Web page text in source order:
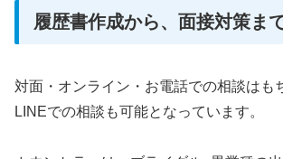
履歴書作成から、面接対策ま
対面・オンライン・お電話での相談はも
LINEでの相談も可能となっています。